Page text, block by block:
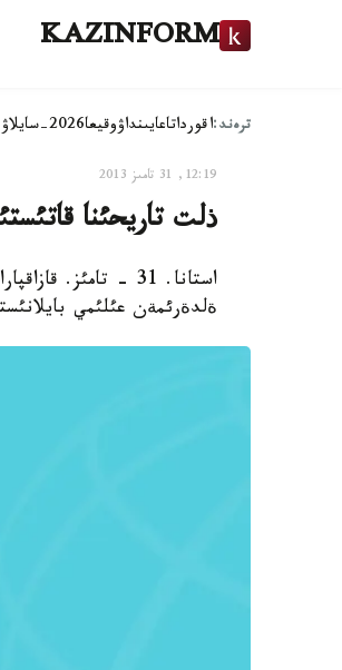
KAZINFORM
ترەند:اقورداتاعايىنداۋوقيعا2026-سايلاۋ
12:19, 31 تامىز 2013
ذلت تاريحئنا
استانا. 31 -
ةلدةرئمةن عئلئمي